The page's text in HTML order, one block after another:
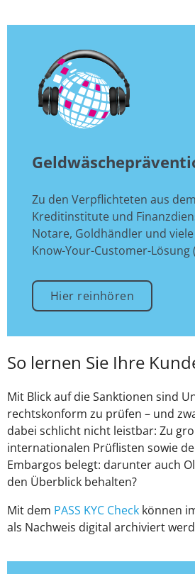
Zu den Verpflichteten aus
Kreditinstitute und
Notare, Goldhändler und
Know-Your-Customer-Lösung
Hier reinhören
So lernen Sie Ihre
Mit Blick auf die Sanktionen sind
rechtskonform zu prüfen – und
dabei schlicht nicht leistbar: Zu
internationalen Prüflisten sowie
Embargos belegt: darunter auch
den Überblick behalten?
Mit dem PASS KYC Check können
als Nachweis digital archiviert